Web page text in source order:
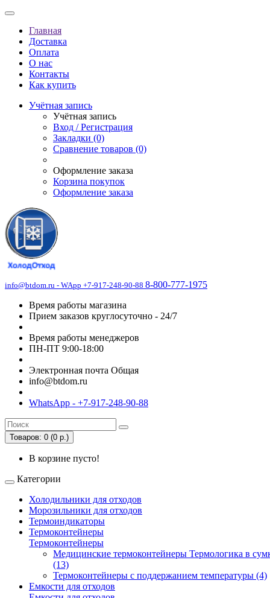
Главная
Доставка
Оплата
О нас
Контакты
Как купить
Учётная запись
Учётная запись
Вход / Регистрация
Закладки (0)
Сравнение товаров (0)
Оформление заказа
Корзина покупок
Оформление заказа
info@btdom.ru - WApp +7-917-248-90-88 8-800-777-1975
Время работы магазина
Прием заказов круглосуточно - 24/7
Время работы менеджеров
ПН-ПТ 9:00-18:00
Электронная почта Общая
info@btdom.ru
WhatsApp - +7-917-248-90-88
Товаров: 0 (0 р.)
В корзине пусто!
Категории
Холодильники для отходов
Морозильники для отходов
Термоиндикаторы
Термоконтейнеры
Термоконтейнеры
Медицинские термоконтейнеры Термологика в
(13)
Термоконтейнеры с поддержанием температуры (4)
Емкости для отходов